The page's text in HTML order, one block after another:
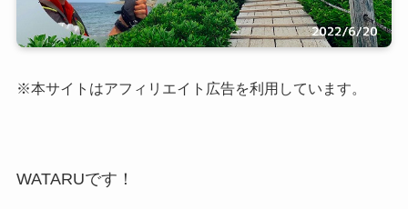
※本サイトはアフィリエイト広告を利用しています。
WATARUです！